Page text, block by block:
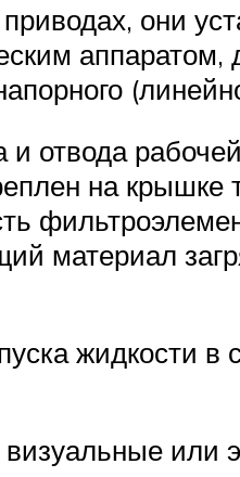
они
аппаратом,
отвода
на крышке
материал
жидкости в
или